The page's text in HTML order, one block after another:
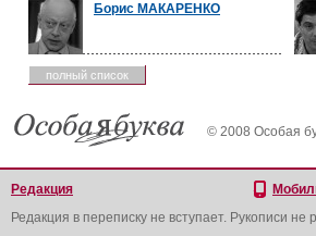
Борис МАКАРЕНКО
полный список
© 2008 Особая
Редакция
Редакция в переписку не вступает. Рукописи